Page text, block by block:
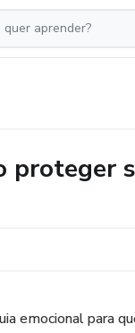
proteger
emocional para